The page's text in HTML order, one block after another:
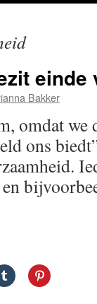
einde
Bakker
omdat we
ons